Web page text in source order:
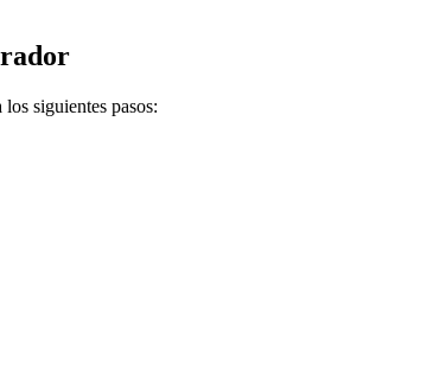
siguientes pasos: